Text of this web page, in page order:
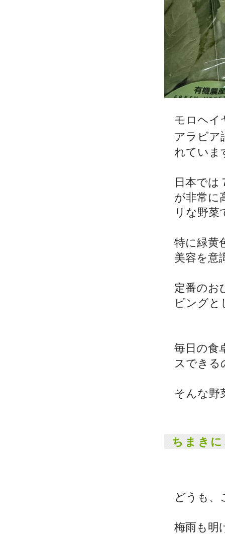
モロヘイ
アラビア
れていま
日本では
が非常に
リな野菜
特に緑黄
美容を意
定番のお
ピングと
毎日の食
スできる
そんな野
ちまき
どうも、
梅雨も明